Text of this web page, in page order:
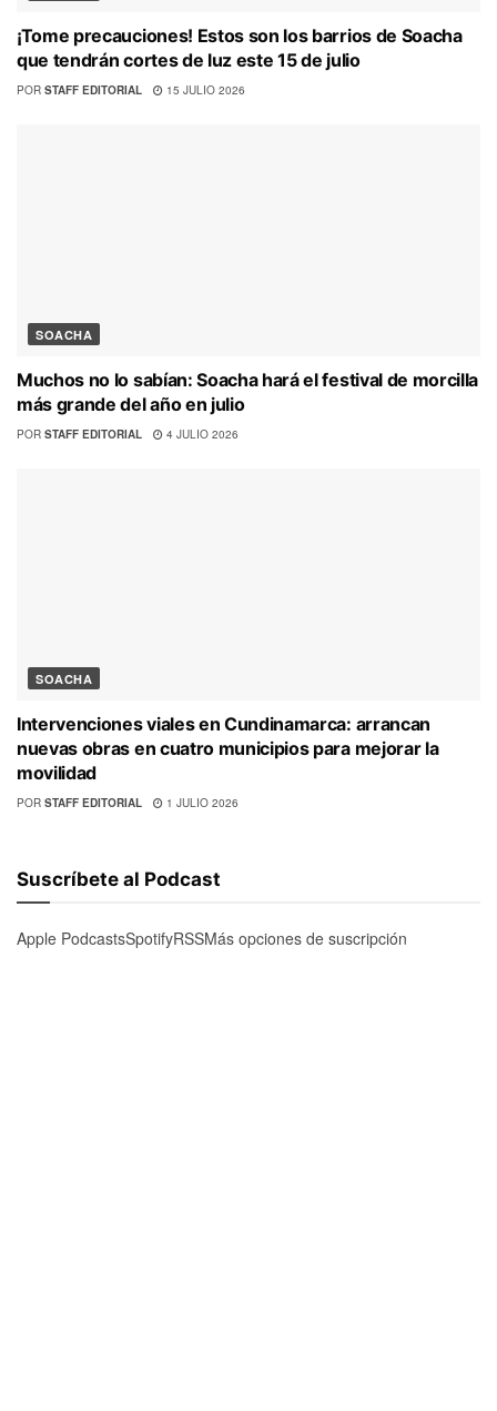
¡Tome precauciones! Estos son los barrios de Soacha
que tendrán cortes de luz este 15 de julio
POR STAFF EDITORIAL 15 JULIO 2026
SOACHA
Muchos no lo sabían: Soacha hará el festival de morcilla
más grande del año en julio
POR STAFF EDITORIAL 4 JULIO 2026
SOACHA
Intervenciones viales en Cundinamarca: arrancan
nuevas obras en cuatro municipios para mejorar la
movilidad
POR STAFF EDITORIAL 1 JULIO 2026
Suscríbete al Podcast
Apple PodcastsSpotifyRSSMás opciones de suscripción